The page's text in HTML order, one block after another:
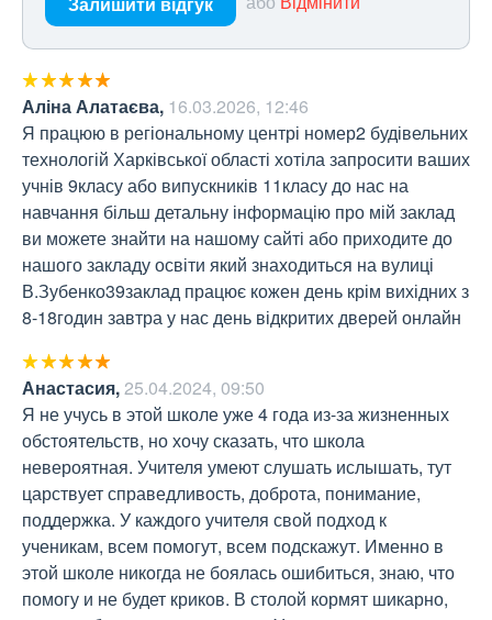
Аліна Алатаєва, 16.03.2026, 12:46
Я працюю в регіональному центрі номер2 будівельних
технологій Харківської області хотіла запросити ваших
учнів 9класу або випускників 11класу до нас на
навчання більш детальну інформацію про мій заклад
ви можете знайти на нашому сайті або приходите до
нашого закладу освіти який знаходиться на вулиці
В.Зубенко39заклад працює кожен день крім вихідних з
8-18годин завтра у нас день відкритих дверей онлайн
Анастасия,25.04.2024, 09:50
Я не учусь в этой школе уже 4 года из-за жизненных
обстоятельств, но хочу сказать, что школа
невероятная. Учителя умеют слушать ислышать, тут
царствует справедливость, доброта, понимание,
поддержка. У каждого учителя свой подход к
ученикам, всем помогут, всем подскажут. Именно в
этой школе никогда не боялась ошибиться, знаю, что
помогу и не будет криков. В столой кормят шикарно,